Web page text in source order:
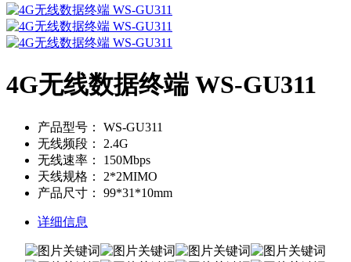
4G无线数据终端 WS-GU311
产品型号：
WS-GU311
无线频段：
2.4G
无线速率：
150Mbps
天线规格：
2*2MIMO
产品尺寸：
99*31*10mm
详细信息